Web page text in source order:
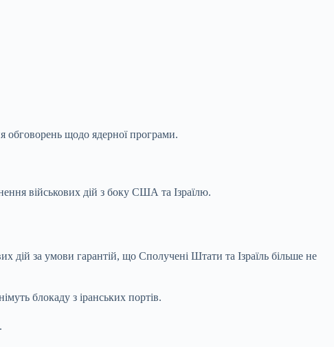
обговорень щодо ядерної програми.
військових дій з боку США та Ізраїлю.
дій за умови гарантій, що Сполучені Штати та Ізраїль більше не
блокаду з іранських портів.